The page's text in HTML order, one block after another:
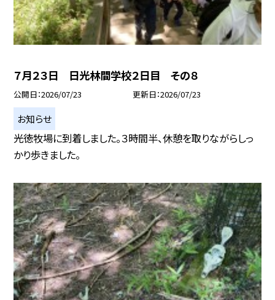
７月２３日 日光林間学校２日目 その８
公開日 2026/07/23 更新日 2026/07/23
お知らせ
光徳牧場に到着しました。３時間半、休憩を取りながらしっ
かり歩きました。